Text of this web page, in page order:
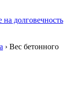
долговечность
› Вес бетонного